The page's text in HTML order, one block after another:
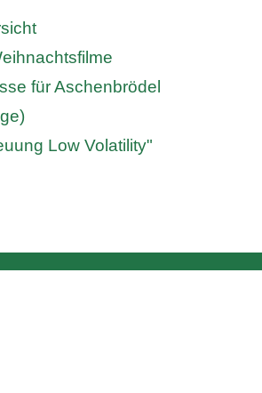
für Aschenbrödel
Low Volatility"